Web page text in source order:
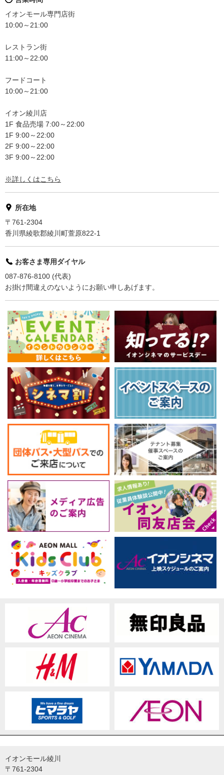
イオンモール専門店街
10:00～21:00
レストラン街
11:00～22:00
フードコート
10:00～21:00
イオン綾川店
1F 食品売場 7:00～22:00
1F 9:00～22:00
2F 9:00～22:00
3F 9:00～22:00
※詳しくはこちら
所在地
〒761-2304
香川県綾歌郡綾川町萱原822-1
お客さま専用ダイヤル
087-876-8100 (代表)
お掛け間違えのないようにお願い申しあげます。
イオンモール綾川
〒761-2304